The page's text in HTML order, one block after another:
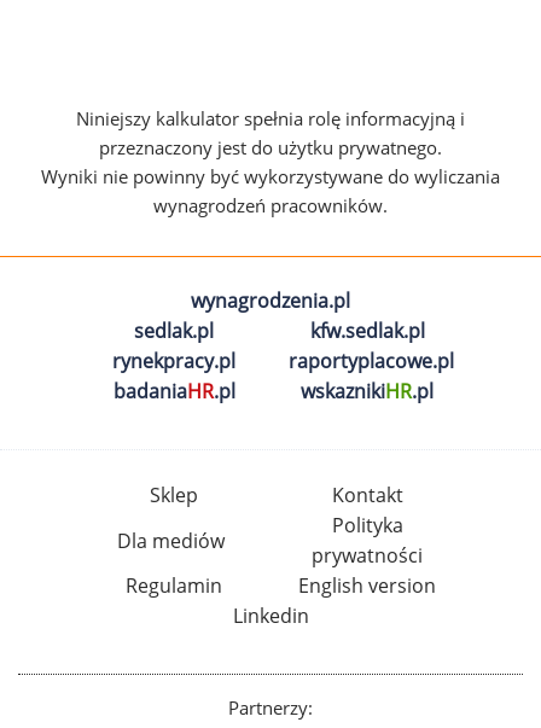
Niniejszy kalkulator spełnia rolę informacyjną i
przeznaczony jest do użytku prywatnego.
Wyniki nie powinny być wykorzystywane do wyliczania
wynagrodzeń pracowników.
wynagrodzenia.pl
sedlak.pl
kfw.sedlak.pl
rynekpracy.pl
raportyplacowe.pl
badaniaHR.pl wskaznikiHR.pl
Sklep
Kontakt
Dla mediów
Polityka
prywatności
Regulamin
English version
Linkedin
Partnerzy: